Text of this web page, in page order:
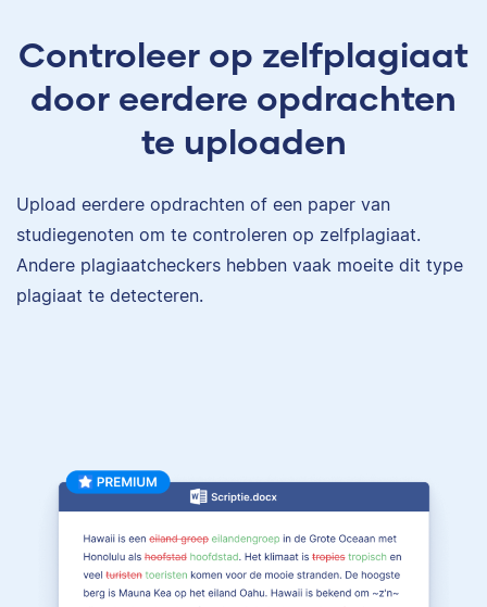
Controleer op zelfplagiaat
door eerdere opdrachten
te uploaden
Upload eerdere opdrachten of een paper van
studiegenoten om te controleren op zelfplagiaat.
Andere plagiaatcheckers hebben vaak moeite dit type
plagiaat te detecteren.